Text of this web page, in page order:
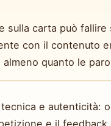
sulla carta può fallire
con il contenuto
almeno quanto le
e autenticità:
e il feedback